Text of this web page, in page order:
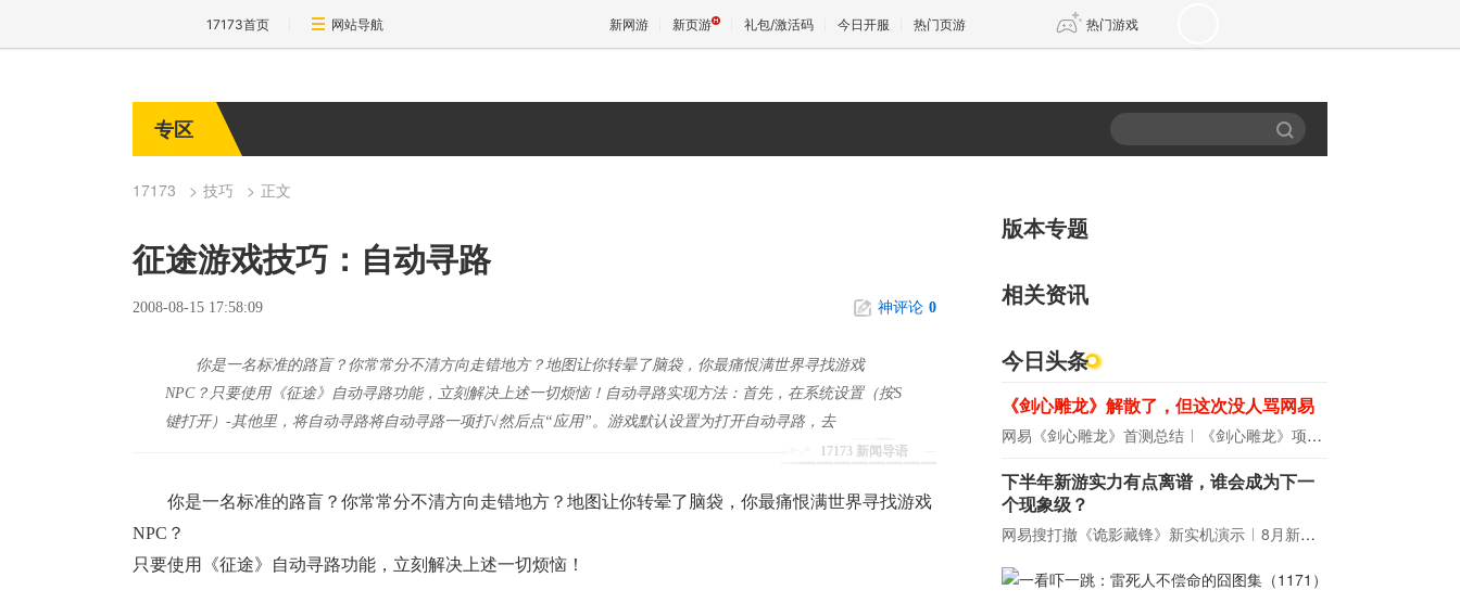
17173首页 网站导航 新网游 新页游 礼包/激活码 今日开服 热门页游 热门游戏
传奇4
专区
17173 技巧 正文
征途游戏技巧：自动寻路
2008-08-15 17:58:09 神评论 0
17173 新闻导语
你是一名标准的路盲？你常常分不清方向走错地方？地图让你转晕了脑袋，你最痛恨满世界寻找游戏
NPC？只要使用《征途》自动寻路功能，立刻解决上述一切烦恼！自动寻路实现方法：首先，在系统设置（按S
键打开）-其他里，将自动寻路将自动寻路一项打√然后点“应用”。游戏默认设置为打开自动寻路，去
你是一名标准的路盲？你常常分不清方向走错地方？地图让你转晕了脑袋，你最痛恨满世界寻找游戏
NPC？
只要使用《征途》自动寻路功能，立刻解决上述一切烦恼！
版本专题
相关资讯
今日头条
《剑心雕龙》解散了，但这次没人骂网易
网易《剑心雕龙》首测总结 《剑心雕龙》项目宣布解散
下半年新游实力有点离谱，谁会成为下一
个现象级？
网易搜打撤《诡影藏锋》新实机演示 8月新游前瞻：《诡秘之主》领衔